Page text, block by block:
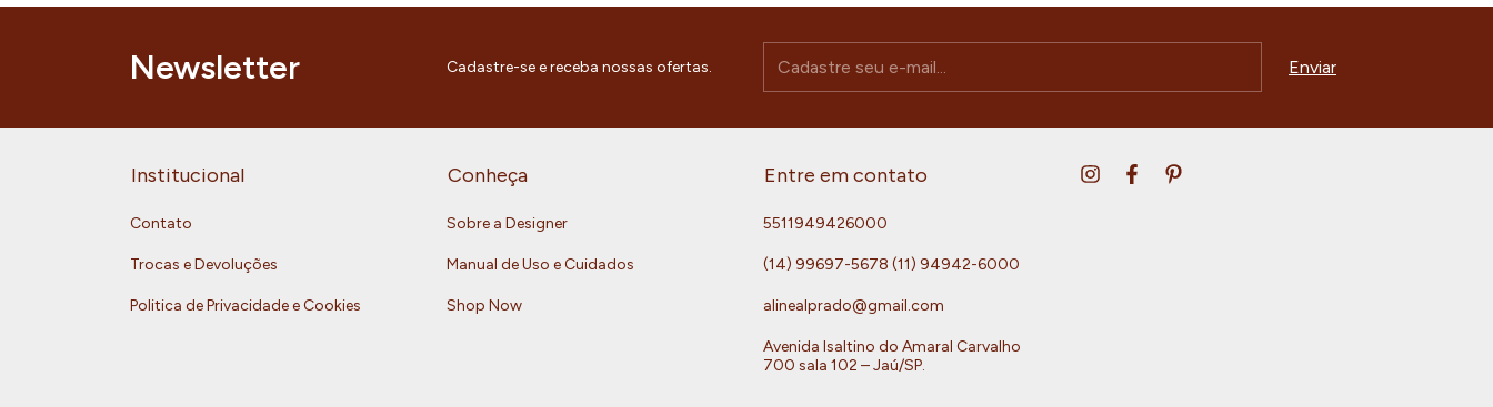
Newsletter Cadastre-se e receba nossas ofertas.
Institucional
Contato
Trocas e Devoluções
Politica de Privacidade e Cookies
Conheça
Sobre a Designer
Manual de Uso e Cuidados
Shop Now
Entre em contato
5511949426000
(14) 99697-5678 (11) 94942-6000
alinealprado@gmail.com
Avenida Isaltino do Amaral Carvalho
700 sala 102 – Jaú/SP.